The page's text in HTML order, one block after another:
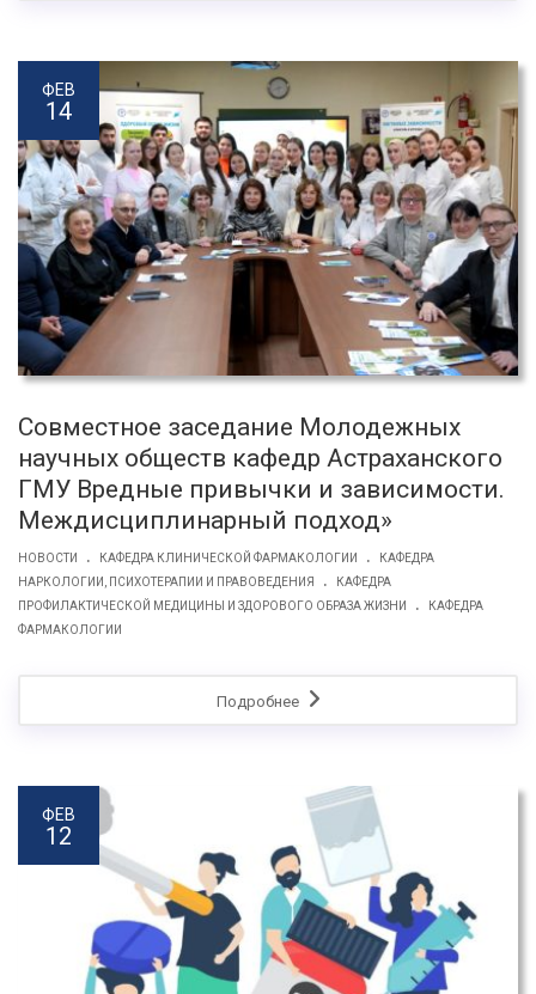
ФЕВ
14
Совместное заседание Молодежных
научных обществ кафедр Астраханского
ГМУ Вредные привычки и зависимости.
Междисциплинарный подход»
НОВОСТИ . КАФЕДРА КЛИНИЧЕСКОЙ ФАРМАКОЛОГИИ .
КАФЕДРА
НАРКОЛОГИИ, ПСИХОТЕРАПИИ И ПРАВОВЕДЕНИЯ
.
КАФЕДРА
ПРОФИЛАКТИЧЕСКОЙ МЕДИЦИНЫ И ЗДОРОВОГО ОБРАЗА ЖИЗНИ
.
КАФЕДРА
ФАРМАКOЛОГИИ
Подробнее
ФЕВ
12